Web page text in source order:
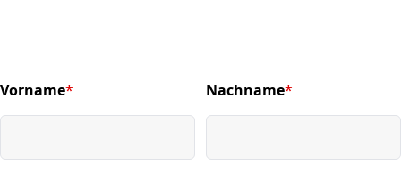
Vorname*
(required) Nachname*
(required)